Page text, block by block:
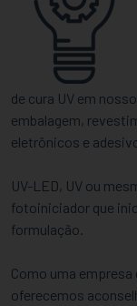
de cura UV em
embalagem,
eletrônicos e
UV-LED, UV ou
fotoiniciador que
formulação.
Como uma
oferecemos